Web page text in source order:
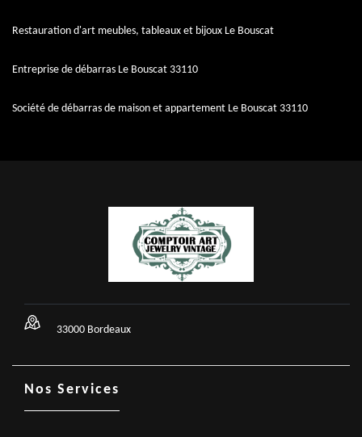
Restauration d'art meubles, tableaux et bijoux Le Bouscat
Entreprise de débarras Le Bouscat 33110
Société de débarras de maison et appartement Le Bouscat 33110
33000 Bordeaux
Nos Services